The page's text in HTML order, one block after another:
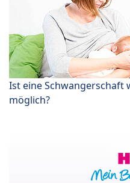
Ist eine Schwangerschaft
möglich?